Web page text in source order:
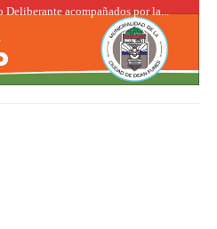
acompañados por la...